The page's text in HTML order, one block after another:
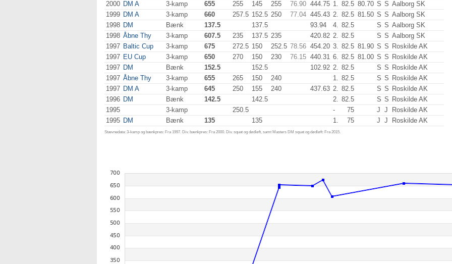
2000 DM A 3-kamp 655 255 145 255 76.90 444.75 1. 82.5 80.70 S S Aalborg SK
1999 DM A 3-kamp 660 257.5 152.5 250 77.04 445.43 2. 82.5 81.50 S S Aalborg SK
1998 DM Bænk 137.5 137.5 93.94 4. 82.5 S S Aalborg SK
1998 Åbne Thy 3-kamp 607.5 235 137.5 235 420.82 2. 82.5 S S Aalborg SK
1997 Baltic Cup 3-kamp 675 272.5 150 252.5 78.56 454.20 3. 82.5 81.90 S S Roskilde AK
1997 EU Cup 3-kamp 650 270 150 230 76.15 440.31 6. 82.5 81.00 S S Roskilde AK
1997 DM Bænk 152.5 152.5 102.92 2. 82.5 S S Roskilde AK
1997 Åbne Thy 3-kamp 655 265 150 240 1. 82.5 S S Roskilde AK
1997 DM A 3-kamp 645 250 155 240 437.63 2. 82.5 S S Roskilde AK
1996 DM Bænk 142.5 142.5 2. 82.5 S S Roskilde AK
1995
3-kamp 250.5 - 75 J J
Roskilde AK
1995 DM Bænk 135 135 1. 75 J J Roskilde AK
Stævnedata: 3-kamp og bænkpres: Fra 1997. Div. bænkpres: Fra 2000. Div. squat og dødløft, samt Masters DM squat og dødløft: Fra 2015.